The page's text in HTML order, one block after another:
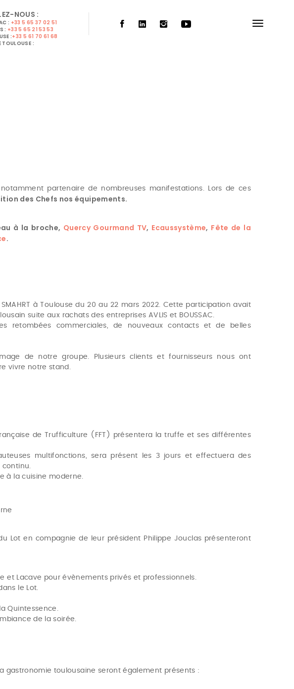
NOUS :
: +33 5 65 37 02 51
: +33 5 65 21 53 53
:+33 5 61 70 61 68
TOULOUSE :
partenaire de nombreuses manifestations. Lors de ces
des Chefs nos équipements.
à la broche, Quercy Gourmand TV, Ecaussystème, Fête de la
.
à Toulouse du 20 au 22 mars 2022. Cette participation avait
suite aux rachats des entreprises AVLIS et BOUSSAC.
retombées commerciales, de nouveaux contacts et de belles
de notre groupe. Plusieurs clients et fournisseurs nous ont
vivre notre stand.
de Trufficulture (FFT) présentera la truffe et ses différentes
multifonctions, sera présent les 3 jours et effectuera des
à la cuisine moderne.
Lot en compagnie de leur président Philippe Jouclas présenteront
et Lacave pour évènements privés et professionnels.
le Lot.
Quintessence.
de la soirée.
gastronomie toulousaine seront également présents :